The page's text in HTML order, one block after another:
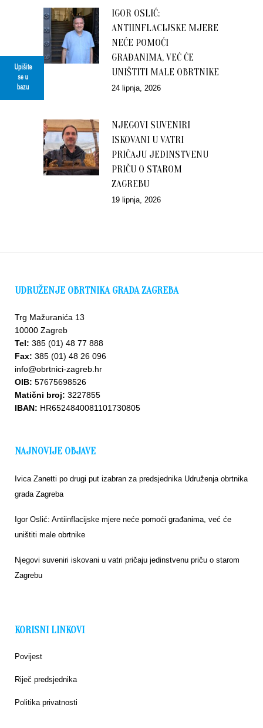
Upišite
se u
bazu
IGOR OSLIĆ:
ANTIINFLACIJSKE MJERE
NEĆE POMOĆI
GRAĐANIMA, VEĆ ĆE
UNIŠTITI MALE OBRTNIKE
24 lipnja, 2026
NJEGOVI SUVENIRI
ISKOVANI U VATRI
PRIČAJU JEDINSTVENU
PRIČU O STAROM
ZAGREBU
19 lipnja, 2026
UDRUŽENJE OBRTNIKA GRADA ZAGREBA
Trg Mažuranića 13
10000 Zagreb
Tel: 385 (01) 48 77 888
Fax: 385 (01) 48 26 096
info@obrtnici-zagreb.hr
OIB: 57675698526
Matični broj: 3227855
IBAN: HR6524840081101730805
NAJNOVIJE OBJAVE
Ivica Zanetti po drugi put izabran za predsjednika Udruženja obrtnika
grada Zagreba
Igor Oslić: Antiinflacijske mjere neće pomoći građanima, već će
uništiti male obrtnike
Njegovi suveniri iskovani u vatri pričaju jedinstvenu priču o starom
Zagrebu
KORISNI LINKOVI
Povijest
Riječ predsjednika
Politika privatnosti